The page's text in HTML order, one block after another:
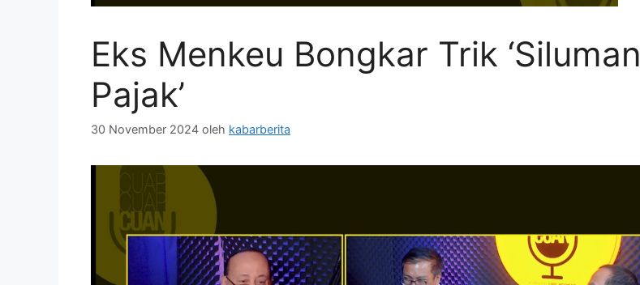
Eks Menkeu Bongkar Trik ‘Siluman
Pajak’
30 November 2024 oleh kabarberita